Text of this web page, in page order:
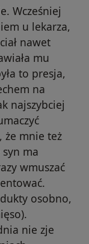
Wcześniej
u lekarza,
nawet
mu
to presja,
na
najszybciej
że mnie też
syn ma
wmuszać
osobno,
nie zje